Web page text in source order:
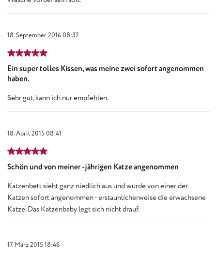
18. September 2016 08:32
Bewertung mit 5 von 5 Sternen
Ein super tolles Kissen, was meine zwei sofort angenommen
haben.
Sehr gut, kann ich nur empfehlen.
18. April 2015 08:41
Bewertung mit 5 von 5 Sternen
Schön und von meiner -jährigen Katze angenommen
Katzenbett sieht ganz niedlich aus und wurde von einer der
Katzen sofort angenommen - erstaunlicherweise die erwachsene
Katze. Das Katzenbaby legt sich nicht drauf.
17. März 2015 18:46